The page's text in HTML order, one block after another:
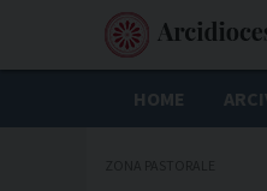
HOME